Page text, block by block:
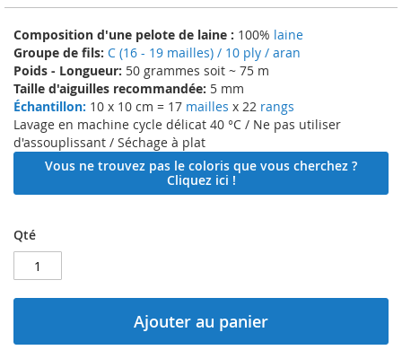
Composition d'une pelote de laine : 100% laine
Groupe de fils: C (16 - 19 mailles) / 10 ply / aran
Poids - Longueur: 50 grammes soit ~ 75 m
Taille d'aiguilles recommandée: 5 mm
Échantillon: 10 x 10 cm = 17 mailles x 22 rangs
Lavage en machine cycle délicat 40 °C / Ne pas utiliser
d'assouplissant / Séchage à plat
Vous ne trouvez pas le coloris que vous cherchez ?
Cliquez ici !
Qté
Ajouter au panier
images
gallery